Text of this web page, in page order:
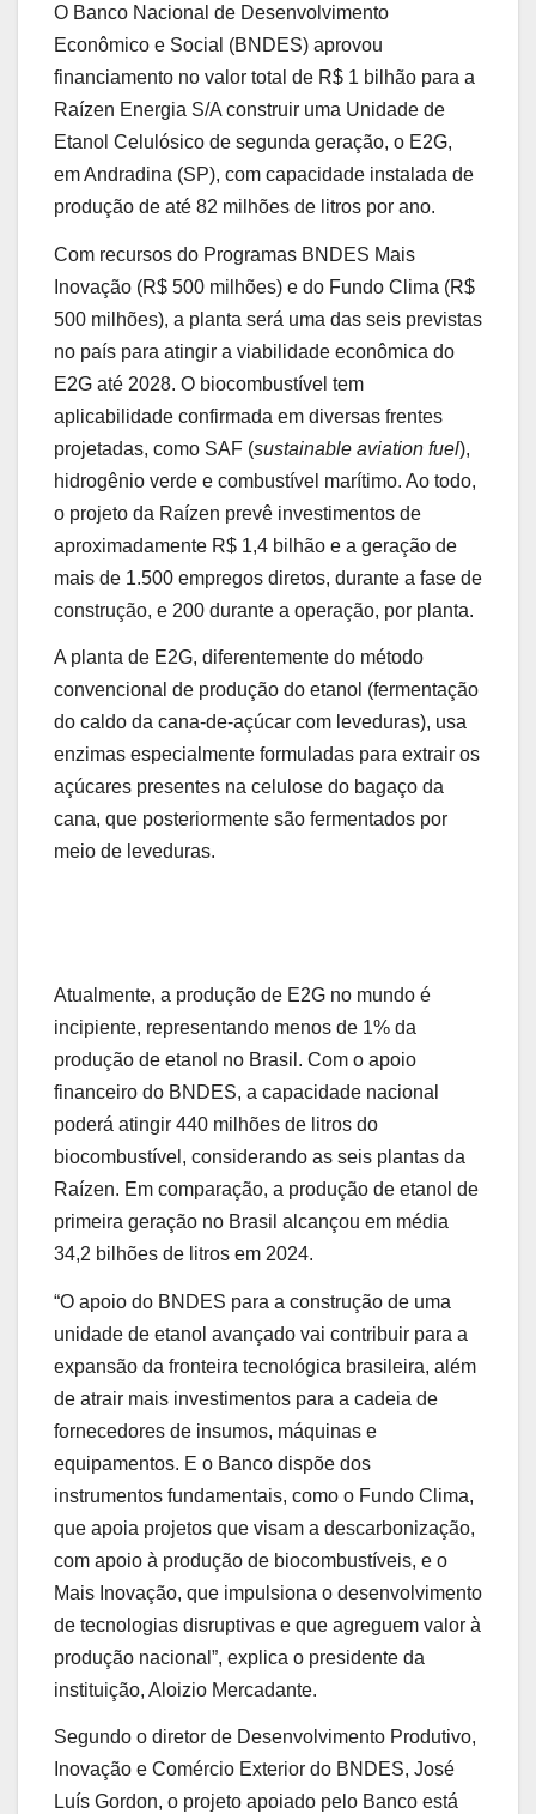
O Banco Nacional de Desenvolvimento
Econômico e Social (BNDES) aprovou
financiamento no valor total de R$ 1 bilhão para a
Raízen Energia S/A construir uma Unidade de
Etanol Celulósico de segunda geração, o E2G,
em Andradina (SP), com capacidade instalada de
produção de até 82 milhões de litros por ano.
Com recursos do Programas BNDES Mais
Inovação (R$ 500 milhões) e do Fundo Clima (R$
500 milhões), a planta será uma das seis previstas
no país para atingir a viabilidade econômica do
E2G até 2028. O biocombustível tem
aplicabilidade confirmada em diversas frentes
projetadas, como SAF (sustainable aviation fuel),
hidrogênio verde e combustível marítimo. Ao todo,
o projeto da Raízen prevê investimentos de
aproximadamente R$ 1,4 bilhão e a geração de
mais de 1.500 empregos diretos, durante a fase de
construção, e 200 durante a operação, por planta.
A planta de E2G, diferentemente do método
convencional de produção do etanol (fermentação
do caldo da cana-de-açúcar com leveduras), usa
enzimas especialmente formuladas para extrair os
açúcares presentes na celulose do bagaço da
cana, que posteriormente são fermentados por
meio de leveduras.
Atualmente, a produção de E2G no mundo é
incipiente, representando menos de 1% da
produção de etanol no Brasil. Com o apoio
financeiro do BNDES, a capacidade nacional
poderá atingir 440 milhões de litros do
biocombustível, considerando as seis plantas da
Raízen. Em comparação, a produção de etanol de
primeira geração no Brasil alcançou em média
34,2 bilhões de litros em 2024.
“O apoio do BNDES para a construção de uma
unidade de etanol avançado vai contribuir para a
expansão da fronteira tecnológica brasileira, além
de atrair mais investimentos para a cadeia de
fornecedores de insumos, máquinas e
equipamentos. E o Banco dispõe dos
instrumentos fundamentais, como o Fundo Clima,
que apoia projetos que visam a descarbonização,
com apoio à produção de biocombustíveis, e o
Mais Inovação, que impulsiona o desenvolvimento
de tecnologias disruptivas e que agreguem valor à
produção nacional”, explica o presidente da
instituição, Aloizio Mercadante.
Segundo o diretor de Desenvolvimento Produtivo,
Inovação e Comércio Exterior do BNDES, José
Luís Gordon, o projeto apoiado pelo Banco está